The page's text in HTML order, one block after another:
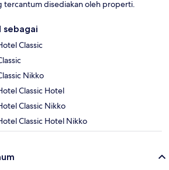
tercantum disediakan oleh properti.
sebagai
Classic
Nikko
Classic Hotel
Classic Nikko
Classic Hotel Nikko